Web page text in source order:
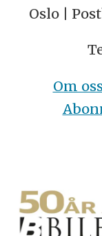
Oslo |
Om